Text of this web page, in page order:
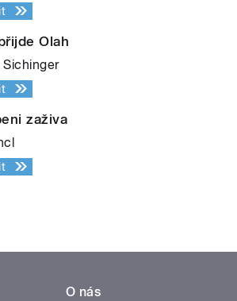
Olah
Sichinger
zaživa
O nás